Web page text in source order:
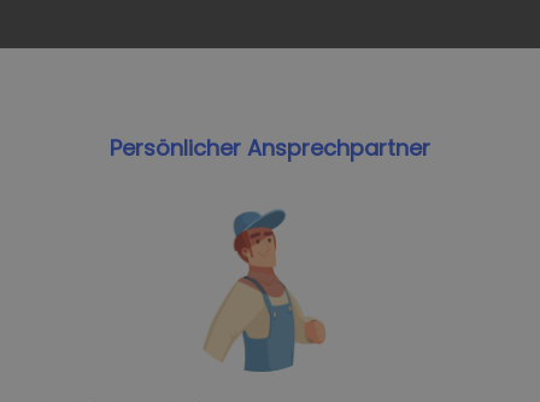
Persönlicher Ansprechpartner